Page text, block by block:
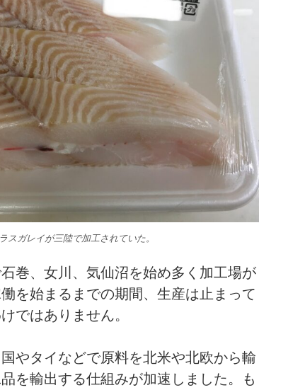
スガレイが三陸で加工されていた。
巻、女川、気仙沼を始め多く加工場が
を始まるまでの期間、生産は止まって
ではありません。
やタイなどで原料を北米や北欧から輸
を輸出する仕組みが加速しました。も